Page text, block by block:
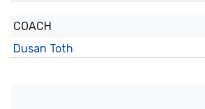
COACH
Dusan Toth